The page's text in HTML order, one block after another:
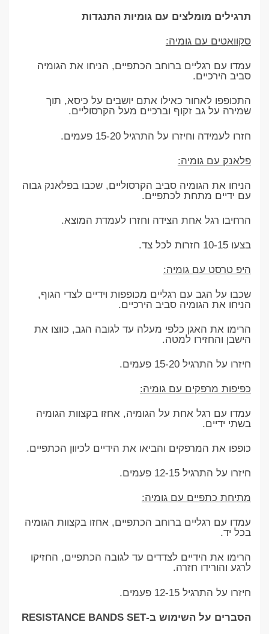
תרגילים מומלצים עם גומיות התנגדות
סקוואטים עם גומיה:
עמדו עם רגליים ברוחב הכתפיים, הניחו את הגומיה
סביב הירכיים.
התכופפו לאחור כאילו אתם יושבים על כיסא, תוך
שמירה על גב זקוף וברכיים מעל הקרסוליים.
חזרו לעמידה וחיזרו על התרגיל 15-20 פעמים.
פלאנק עם גומיה:
הניחו את הגומיה סביב הקרסוליים, שכבו בפלאנק גבוה
עם ידיים מתחת לכתפיים.
הרחיבו רגל אחת הצידה וחזרו לעמדת המוצא.
בצעו 10-15 חזרות לכל צד.
היפ טרסט עם גומיה:
שכבו על הגב עם רגליים מכופפות וידיים לצדי הגוף,
הניחו את הגומיה סביב הירכיים.
הרימו את האגן כלפי מעלה עד לגובה הגב, כווצו את
הישבן והחזירו למטה.
חיזרו על התרגיל 15-20 פעמים.
כפיפות מרפקים עם גומיה:
עמדו עם רגל אחת על הגומיה, אחזו בקצוות הגומיה
בשתי ידיים.
כופפו את המרפקים והביאו את הידיים לכיוון הכתפיים.
חיזרו על התרגיל 12-15 פעמים.
מתיחת כתפיים עם גומיה:
עמדו עם רגליים ברוחב הכתפיים, אחזו בקצוות הגומיה
בכל יד.
הרימו את הידיים לצדדים עד לגובה הכתפיים, החזיקו
לרגע והורידו חזרה.
חיזרו על התרגיל 12-15 פעמים.
הסברים על השימוש ב-RESISTANCE BANDS SET